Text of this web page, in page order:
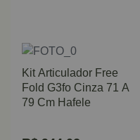
Kit Articulador Free
Fold G3fo Cinza 71 A
79 Cm Hafele